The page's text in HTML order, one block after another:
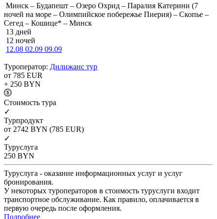
Минск – Будапешт – Озеро Охрид – Паралия Катерини (7
ночей на море – Олимпийское побережье Пиерия) – Скопье –
Сегед – Кошице* – Минск
13 дней
12 ночей
12.08 02.09 09.09
Туроператор: Дилижанс тур
от 785 EUR
+ 250 BYN
Cтоимость тура
✓
Турпродукт
от 2742 BYN (785 EUR)
✓
Туруслуга
250 BYN
Туруслуга - оказание информационных услуг и услуг
бронирования.
У некоторых туроператоров в стоимость туруслуги входит
транспортное обслуживание. Как правило, оплачивается в
первую очередь после оформления.
Подробнее